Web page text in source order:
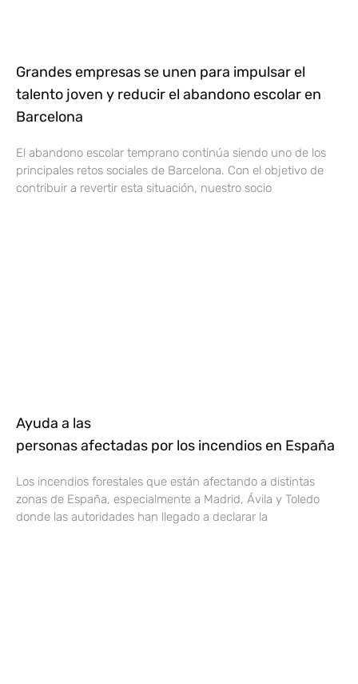
Grandes empresas se unen para impulsar el
talento joven y reducir el abandono escolar en
Barcelona
El abandono escolar temprano continúa siendo uno de los
principales retos sociales de Barcelona. Con el objetivo de
contribuir a revertir esta situación, nuestro socio
Ayuda a las
personas afectadas por los incendios en España
Los incendios forestales que están afectando a distintas
zonas de España, especialmente a Madrid, Ávila y Toledo
donde las autoridades han llegado a declarar la